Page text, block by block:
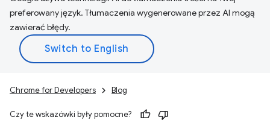
preferowany język. Tłumaczenia wygenerowane przez AI mogą
zawierać błędy.
Chrome for Developers Blog
Czy te wskazówki były pomocne?